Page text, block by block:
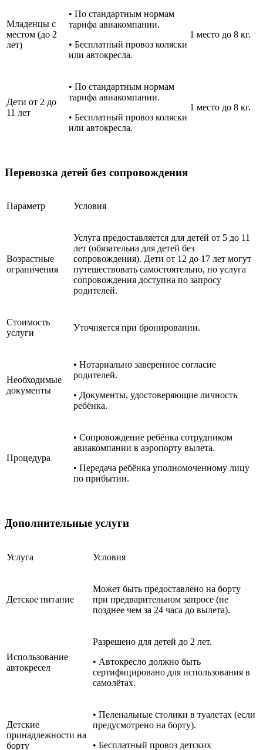
Младенцы с
местом (до 2
лет)
• По стандартным нормам
тарифа авиакомпании.
• Бесплатный провоз коляски
или автокресла.
1 место до 8 кг.
Дети от 2 до
11 лет
• По стандартным нормам
тарифа авиакомпании.
• Бесплатный провоз коляски
или автокресла.
1 место до 8 кг.
Перевозка детей без сопровождения
Параметр Условия
Возрастные
ограничения
Услуга предоставляется для детей от 5 до 11
лет (обязательна для детей без
сопровождения). Дети от 12 до 17 лет могут
путешествовать самостоятельно, но услуга
сопровождения доступна по запросу
родителей.
Стоимость
услуги
Уточняется при бронировании.
Необходимые
документы
• Нотариально заверенное согласие
родителей.
• Документы, удостоверяющие личность
ребёнка.
Процедура
• Сопровождение ребёнка сотрудником
авиакомпании в аэропорту вылета.
• Передача ребёнка уполномоченному лицу
по прибытии.
Дополнительные услуги
Услуга Условия
Детское питание
Может быть предоставлено на борту
при предварительном запросе (не
позднее чем за 24 часа до вылета).
Использование
автокресел
Разрешено для детей до 2 лет.
• Автокресло должно быть
сертифицировано для использования в
самолётах.
Детские
принадлежности на
борту
• Пеленальные столики в туалетах (если
предусмотрено на борту).
• Бесплатный провоз детских